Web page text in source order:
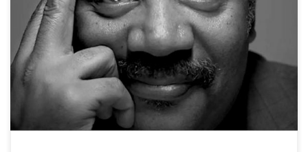
Sagan, Neil deGrasse Tyson również nie widzi
powodu dla zakazu cannabis. Tyson jest na tyle
inteligentny, aby zdawać sobie sprawę z dobra,
jakie płynie ze stosowania marihuany. Jeśli
najmądrzejsi ludzie wzywają do zakończenia
prohibicji, […]